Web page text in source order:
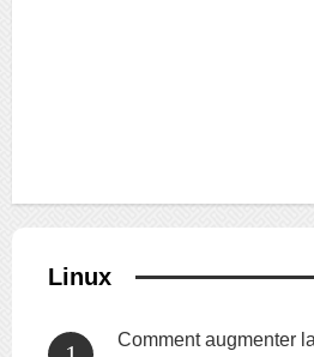
Linux
Comment augmenter